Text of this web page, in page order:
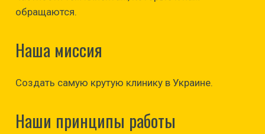
обращаются.
Наша миссия
Создать самую крутую клинику в Украине.
Наши принципы работы